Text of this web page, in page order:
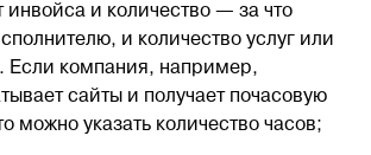
8 800 551 51 47
инвойса и количество — за что
и количество услуг или
Если компания, например,
сайты и получает почасовую
можно указать количество часов;